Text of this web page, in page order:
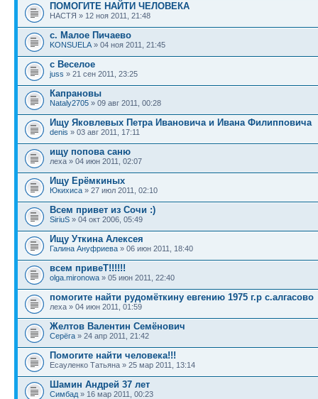
ПОМОГИТЕ НАЙТИ ЧЕЛОВЕКА
НАСТЯ » 12 ноя 2011, 21:48
с. Малое Пичаево
KONSUELA » 04 ноя 2011, 21:45
с Веселое
juss » 21 сен 2011, 23:25
Капрановы
Nataly2705 » 09 авг 2011, 00:28
Ищу Яковлевых Петра Ивановича и Ивана Филипповича
denis » 03 авг 2011, 17:11
ищу попова саню
леха » 04 июн 2011, 02:07
Ищу Ерёмкиных
Юкихиса » 27 июл 2011, 02:10
Всем привет из Сочи :)
SiriuS » 04 окт 2006, 05:49
Ищу Уткина Алексея
Галина Ануфриева » 06 июн 2011, 18:40
всем привеТ!!!!!!
olga.mironowa » 05 июн 2011, 22:40
помогите найти рудомёткину евгению 1975 г.р с.алгасово
леха » 04 июн 2011, 01:59
Желтов Валентин Семёнович
Серёга » 24 апр 2011, 21:42
Помогите найти человека!!!
Есауленко Татьяна » 25 мар 2011, 13:14
Шамин Андрей 37 лет
Симбад » 16 мар 2011, 00:23